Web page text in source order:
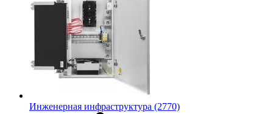
Инженерная инфраструктура (2770)